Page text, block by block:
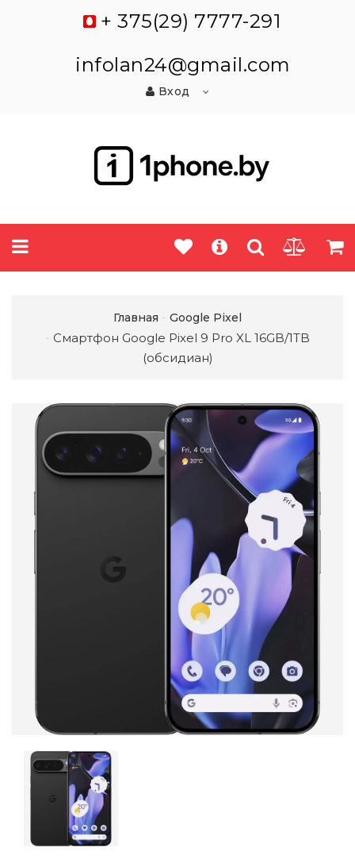
+ 375(29) 7777-291
infolan24@gmail.com
Вход
Главная Google Pixel
Смартфон Google Pixel 9 Pro XL 16GB/1TB
(обсидиан)